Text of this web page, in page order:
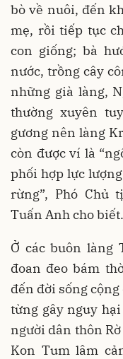
bò về nuôi, đến
mẹ, rồi tiếp tục
con giống; bà
nước, trồng cây
những già làng,
thường xuyên
gương nên làng
còn được ví là
phối hợp lực
rừng”, Phó Chủ
Tuấn Anh cho biết.
Ở các buôn làng
đoan đeo bám
đến đời sống
từng gây nguy
người dân thôn
Kon Tum lâm